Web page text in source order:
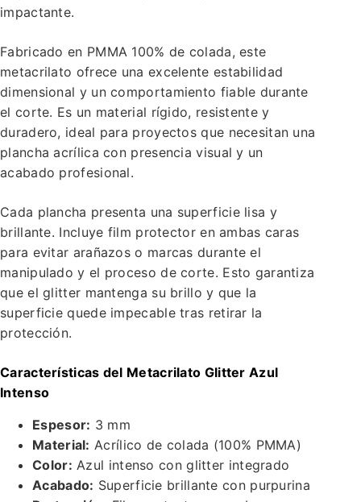
impactante.
Fabricado en PMMA 100% de colada, este
metacrilato ofrece una excelente estabilidad
dimensional y un comportamiento fiable durante
el corte. Es un material rígido, resistente y
duradero, ideal para proyectos que necesitan una
plancha acrílica con presencia visual y un
acabado profesional.
Cada plancha presenta una superficie lisa y
brillante. Incluye film protector en ambas caras
para evitar arañazos o marcas durante el
manipulado y el proceso de corte. Esto garantiza
que el glitter mantenga su brillo y que la
superficie quede impecable tras retirar la
protección.
Características del Metacrilato Glitter Azul
Intenso
Espesor: 3 mm
Material: Acrílico de colada (100% PMMA)
Color: Azul intenso con glitter integrado
Acabado: Superficie brillante con purpurina